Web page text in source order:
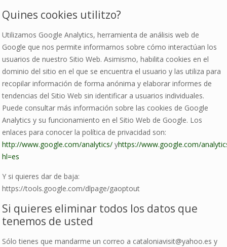
Quines cookies utilitzo?
Utilizamos Google Analytics, herramienta de análisis web de
Google que nos permite informarnos sobre cómo interactúan los
usuarios de nuestro Sitio Web. Asimismo, habilita cookies en el
dominio del sitio en el que se encuentra el usuario y las utiliza para
recopilar información de forma anónima y elaborar informes de
tendencias del Sitio Web sin identificar a usuarios individuales.
Puede consultar más información sobre las cookies de Google
Analytics y su funcionamiento en el Sitio Web de Google. Los
enlaces para conocer la política de privacidad son:
http://www.google.com/analytics/ yhttps://www.google.com/
hl=es
Y si quieres dar de baja:
https://tools.google.com/dlpage/gaoptout
Si quieres eliminar todos los datos que
tenemos de usted
Sólo tienes que mandarme un correo a cataloniavisit@yahoo.es y